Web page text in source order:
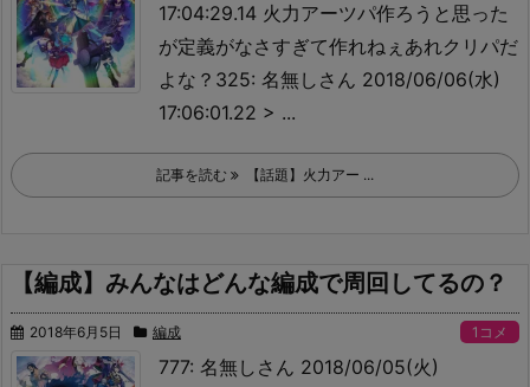
17:04:29.14 火力アーツパ作ろうと思った
が定義がなさすぎて作れねぇ あれクリパだ
よな？325: 名無しさん 2018/06/06(水)
17:06:01.22 > ...
記事を読む 【話題】火力アー ...
【編成】みんなはどんな編成で周回してるの？
2018年6月5日 編成 1コメ
777: 名無しさん 2018/06/05(火)